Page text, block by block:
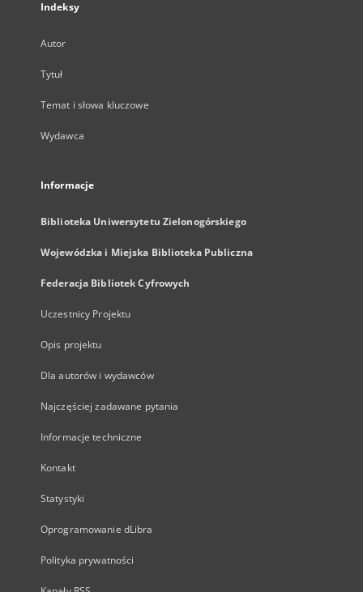
Indeksy
Autor
Tytuł
Temat i słowa kluczowe
Wydawca
Informacje
Biblioteka Uniwersytetu Zielonogórskiego
Wojewódzka i Miejska Biblioteka Publiczna
Federacja Bibliotek Cyfrowych
Uczestnicy Projektu
Opis projektu
Dla autorów i wydawców
Najczęściej zadawane pytania
Informacje techniczne
Kontakt
Statystyki
Oprogramowanie dLibra
Polityka prywatności